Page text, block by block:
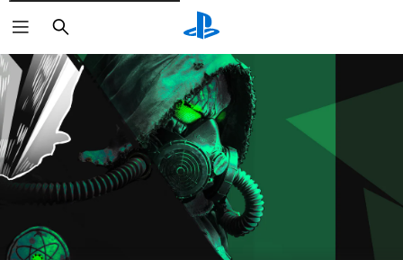
Suchen